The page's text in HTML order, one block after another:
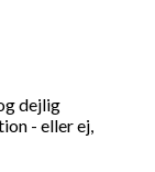
dejlig
- eller ej,